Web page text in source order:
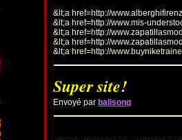
&lt;a href=http://
&lt;a href=http://www.mis-
&lt;a href=http://
&lt;a href=http://
&lt;a href=http://
Super site!
Envoyé par balisong